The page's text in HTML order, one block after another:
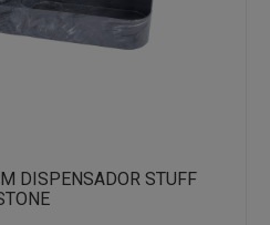
DISPENSADOR STUFF